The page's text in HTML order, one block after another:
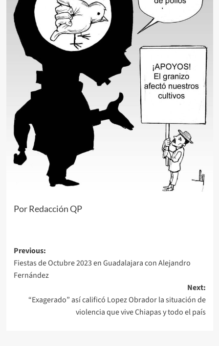
Por Redacción QP
Post
navigation
Previous:
Fiestas de Octubre 2023 en Guadalajara con Alejandro
Fernández
Next:
“Exagerado” así calificó Lopez Obrador la situación de
violencia que vive Chiapas y todo el país